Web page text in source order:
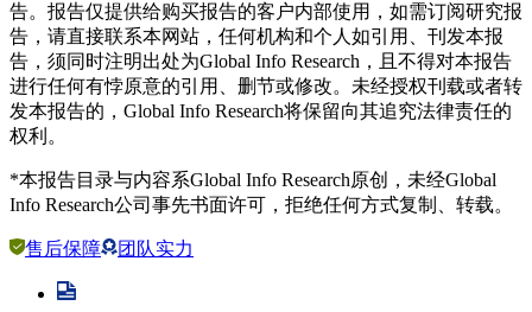
告。报告仅提供给购买报告的客户内部使用，如需订阅研究报
告，请直接联系本网站，任何机构和个人如引用、刊发本报
告，须同时注明出处为Global Info Research，且不得对本报告
进行任何有悖原意的引用、删节或修改。未经授权刊载或者转
发本报告的，Global Info Research将保留向其追究法律责任的
权利。
*本报告目录与内容系Global Info Research原创，未经Global
Info Research公司事先书面许可，拒绝任何方式复制、转载。
售后保障 团队实力